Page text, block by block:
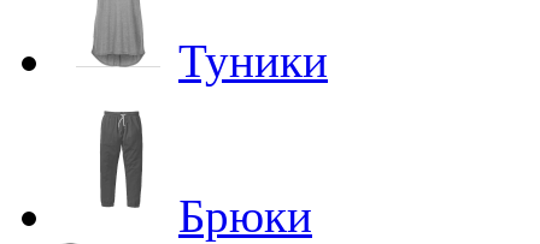
Туники
Брюки